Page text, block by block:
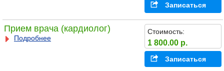
Записаться
Прием врача (кардиолог)
Подробнее
Стоимость:
1 800.00 р.
Записаться